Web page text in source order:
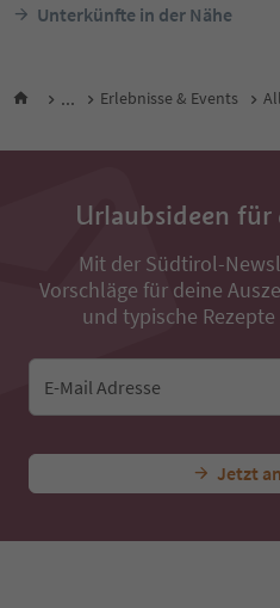
Unterkünfte in der Nähe
... Erlebnisse & Events
Urlaubsideen
Mit der Südtirol-
Vorschläge für deine
und typische
E-Mail Adresse
Jetzt